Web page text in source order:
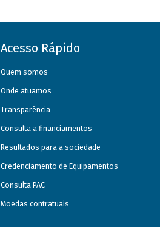
Acesso Rápido
Quem somos
Onde atuamos
Transparência
Consulta a financiamentos
Resultados para a sociedade
Credenciamento de Equipamentos
Consulta PAC
Moedas contratuais